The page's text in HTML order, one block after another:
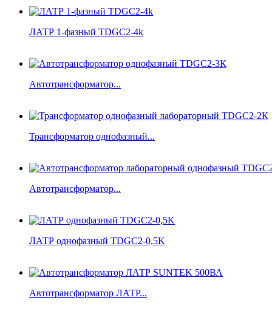
ЛАТР 1-фазный TDGC2-4k
Автотрансформатор...
Трансформатор однофазный...
Автотрансформатор...
ЛАТР однофазный TDGC2-0,5K
Автотрансформатор ЛАТР...